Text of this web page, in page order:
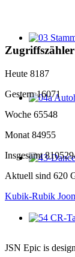
Heute 8187
Gestern16071
Woche 65548
Monat 84955
Insgesamt
Aktuell sind 620
Kubik-Rubik
JSN Epic is